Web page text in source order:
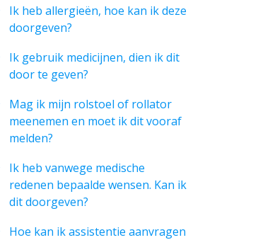
Ik heb allergieën, hoe kan ik deze
doorgeven?
Ik gebruik medicijnen, dien ik dit
door te geven?
Mag ik mijn rolstoel of rollator
meenemen en moet ik dit vooraf
melden?
Ik heb vanwege medische
redenen bepaalde wensen. Kan ik
dit doorgeven?
Hoe kan ik assistentie aanvragen